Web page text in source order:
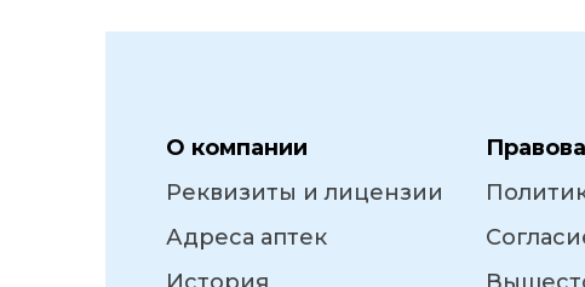
О компании
Реквизиты и лицензии
Адреса аптек